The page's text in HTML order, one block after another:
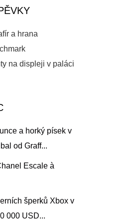
a hrana
na displeji v paláci
a horký písek v
od Graff...
Escale à
šperků Xbox v
000 USD...